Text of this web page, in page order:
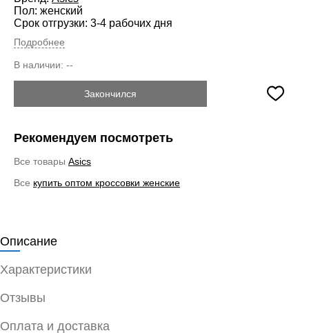
Пол: женский
Срок отгрузки: 3-4 рабочих дня
Подробнее
В наличии: --
Закончился
Рекомендуем посмотреть
Все товары Asics
Все купить оптом кроссовки женские
Описание
Характеристики
Отзывы
Оплата и доставка